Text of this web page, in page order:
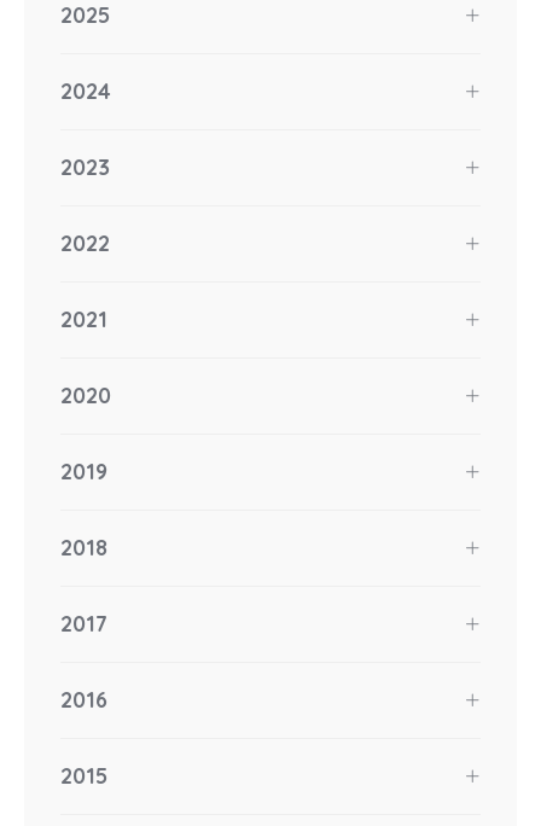
2025
2024
2023
2022
2021
2020
2019
2018
2017
2016
2015